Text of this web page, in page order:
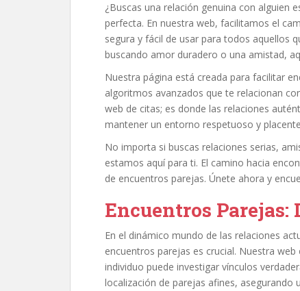
¿Buscas una relación genuina con alguien
perfecta. En nuestra web, facilitamos el
segura y fácil de usar para todos aquellos
buscando amor duradero o una amistad,
Nuestra página está creada para facilitar
algoritmos avanzados que te relacionan
web de citas; es donde las relaciones
mantener un entorno respetuoso y
No importa si buscas relaciones serias,
estamos aquí para ti. El camino hacia
de encuentros parejas. Únete ahora y
Encuentros Parejas:
En el dinámico mundo de las relaciones
encuentros parejas es crucial. Nuestra
individuo puede investigar vínculos
localización de parejas afines, asegurando